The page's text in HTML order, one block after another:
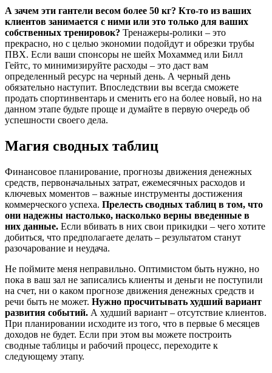
А зачем эти гантели весом более 50 кг? Кто-то из ваших
клиентов занимается с ними или это только для ваших
собственных тренировок? Тренажеры-ролики – это
прекрасно, но с целью экономии подойдут и обрезки трубы
ПВХ. Если ваши спонсоры не шейх Мохаммед или Билл
Гейтс, то минимизируйте расходы – это даст вам
определенный ресурс на черный день. А черный день
обязательно наступит. Впоследствии вы всегда сможете
продать спортинвентарь и сменить его на более новый, но на
данном этапе будьте проще и думайте в первую очередь об
успешности своего дела.
Магия сводных таблиц
Финансовое планирование, прогнозы движения денежных
средств, первоначальных затрат, ежемесячных расходов и
ключевых моментов – важные инструменты достижения
коммерческого успеха. Прелесть сводных таблиц в том, что
они надежны настолько, насколько верны введенные в
них данные. Если вбивать в них свои прикидки – чего хотите
добиться, что предполагаете делать – результатом станут
разочарование и неудача.
Не поймите меня неправильно. Оптимистом быть нужно, но
пока в ваш зал не записались клиенты и деньги не поступили
на счет, ни о каком прогнозе движения денежных средств и
речи быть не может. Нужно просчитывать худший вариант
развития событий. А худший вариант – отсутствие клиентов.
При планировании исходите из того, что в первые 6 месяцев
доходов не будет. Если при этом вы можете построить
сводные таблицы и рабочий процесс, переходите к
следующему этапу.